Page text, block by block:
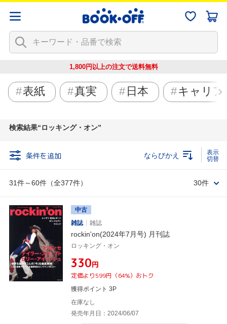
1,800円以上の注文で送料無料
表紙 真実 日本 キャリア
検索結果 ロッキング・オン
条件を追加
31件～60件（全377件）
ならびかえ
30件
中古
雑誌
雑誌
rockin'on(2024年7月号) 月刊誌
ロッキング・オン
¥330円
定価より599円（64%）おトク
獲得ポイント 3P
在庫なし
発売年月日：2024/06/07